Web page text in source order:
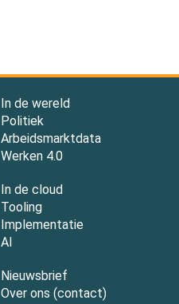
In de wereld
Politiek
Arbeidsmarktdata
Werken 4.0
In de cloud
Tooling
Implementatie
AI
Nieuwsbrief
Over ons (contact)